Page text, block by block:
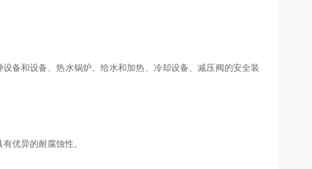
备和设备、热水锅炉、给水和加热、冷却设备、减压阀的安全装
优异的耐腐蚀性。